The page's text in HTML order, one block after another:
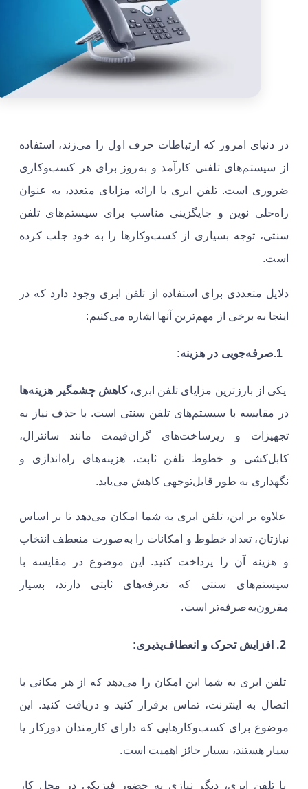
در دنیای امروز که ارتباطات حرف اول را می‌زند، استفاده
از سیستم‌های تلفنی کارآمد و به‌روز برای هر کسب‌وکاری
ضروری است. تلفن ابری با ارائه مزایای متعدد، به عنوان
راه‌حلی نوین و جایگزینی مناسب برای سیستم‌های تلفن
سنتی، توجه بسیاری از کسب‌وکارها را به خود جلب کرده
است.
دلایل متعددی برای استفاده از تلفن ابری وجود دارد که در
اینجا به برخی از مهم‌ترین آنها اشاره می‌کنیم:
یکی از بارزترین مزایای تلفن ابری،کاهش چشمگیر هزینه‌ها
در مقایسه با سیستم‌های تلفن سنتی است. با حذف نیاز به
تجهیزات و زیرساخت‌های گران‌قیمت مانند سانترال،
کابل‌کشی و خطوط تلفن ثابت، هزینه‌های راه‌اندازی و
نگهداری به طور قابل‌توجهی کاهش می‌یابد.
علاوه بر این، تلفن ابری به شما امکان می‌دهد تا بر اساس
نیازتان، تعداد خطوط و امکانات را به‌صورت منعطف انتخاب
و هزینه آن را پرداخت کنید. این موضوع در مقایسه با
سیستم‌های سنتی که تعرفه‌های ثابتی دارند، بسیار
مقرون‌به‌صرفه‌تر است.
تلفن ابری به شما این امکان را می‌دهد که از هر مکانی با
اتصال به اینترنت، تماس برقرار کنید و دریافت کنید. این
موضوع برای کسب‌وکارهایی که دارای کارمندان دورکار یا
سیار هستند، بسیار حائز اهمیت است.
با تلفن ابری، دیگر نیازی به حضور فیزیکی در محل کار